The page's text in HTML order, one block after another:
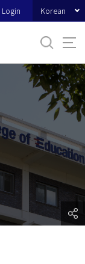
Login Korean